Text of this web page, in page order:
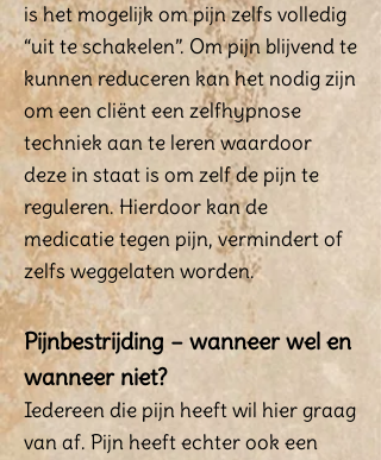
is het mogelijk om pijn zelfs volledig
“uit te schakelen”. Om pijn blijvend te
kunnen reduceren kan het nodig zijn
om een cliënt een zelfhypnose
techniek aan te leren waardoor
deze in staat is om zelf de pijn te
reguleren. Hierdoor kan de
medicatie tegen pijn, vermindert of
zelfs weggelaten worden.
Pijnbestrijding – wanneer wel en
wanneer niet?
Iedereen die pijn heeft wil hier graag
van af. Pijn heeft echter ook een